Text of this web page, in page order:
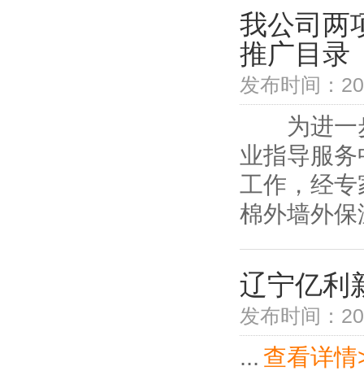
我公司两
推广目录
发布时间：
为进一步
业指导服务
工作，经
棉外墙外
辽宁亿利
发布时间：
... 查看详情